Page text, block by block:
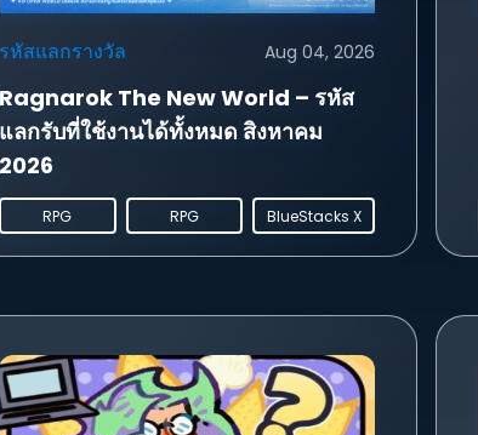
รหัสแลกรางวัล Aug 04, 2026
Ragnarok The New World – รหัส
แลกรับที่ใช้งานได้ทั้งหมด สิงหาคม
2026
RPG RPG BlueStacks X